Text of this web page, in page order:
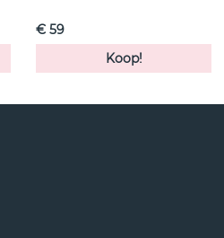
€ 59
Koop!